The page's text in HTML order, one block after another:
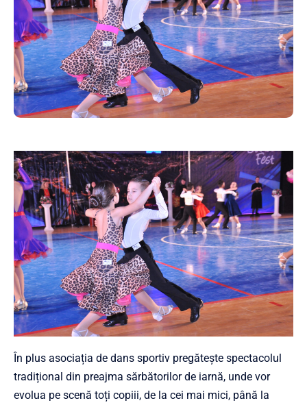
În plus asociația de dans sportiv pregătește spectacolul
tradițional din preajma sărbătorilor de iarnă, unde vor
evolua pe scenă toți copiii, de la cei mai mici, până la